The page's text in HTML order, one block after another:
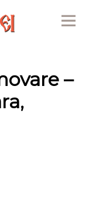
–